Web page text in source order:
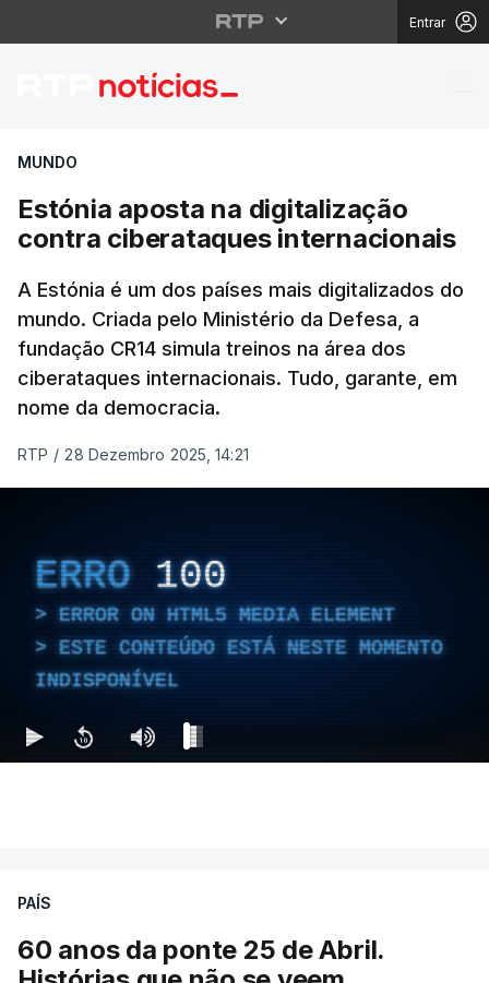
Entrar
Estónia aposta na
MUNDO
Estónia aposta na digitalização
contra ciberataques internacionais
A Estónia é um dos países mais digitalizados do
mundo. Criada pelo Ministério da Defesa, a
fundação CR14 simula treinos na área dos
ciberataques internacionais. Tudo, garante, em
nome da democracia.
RTP / 28 Dezembro 2025, 14:21
ERRO 100
ERROR ON HTML5 MEDIA ELEMENT
ESTE CONTEÚDO ESTÁ NESTE MOMENTO
INDISPONÍVEL
PAÍS
60 anos da ponte 25 de Abril.